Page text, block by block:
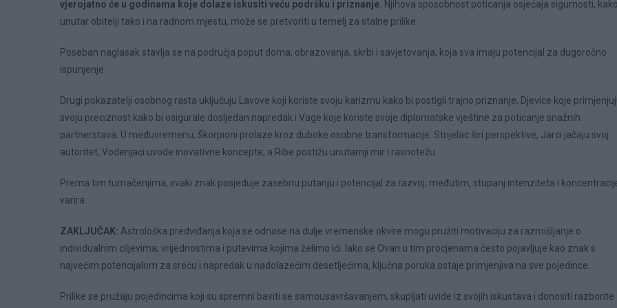
vjerojatno će u godinama koje dolaze iskusiti veću podršku i priznanje.
Njihova sposobnost poticanja osjećaja sigurnosti, kako
unutar obitelji tako i na radnom mjestu, može se pretvoriti u temelj za stalne prilike.
Poseban naglasak stavlja se na područja poput doma, obrazovanja, skrbi i savjetovanja, koja sva imaju potencijal za dugoročno
ispunjenje.
Drugi pokazatelji osobnog rasta uključuju Lavove koji koriste svoju karizmu kako bi postigli trajno priznanje, Djevice koje
svoju preciznost kako bi osigurale dosljedan napredak i Vage koje koriste svoje diplomatske vještine za poticanje snažnih
partnerstava. U međuvremenu, Škorpioni prolaze kroz duboke osobne transformacije. Strijelac širi perspektive, Jarci jačaju svoj
autoritet, Vodenjaci uvode inovativne koncepte, a Ribe postižu unutarnji mir i ravnotežu.
Prema tim tumačenjima, svaki znak posjeduje zasebnu putanju i potencijal za razvoj; međutim, stupanj intenziteta i
varira.
ZAKLJUČAK: Astrološka predviđanja koja se odnose na dulje vremenske okvire mogu pružiti motivaciju za razmišljanje o
individualnim ciljevima, vrijednostima i putevima kojima želimo ići. Iako se Ovan u tim procjenama često pojavljuje kao znak s
najvećim potencijalom za sreću i napredak u nadolazećim desetljećima, ključna poruka ostaje primjenjiva na sve pojedince.
Prilike se pružaju pojedincima koji su spremni baviti se samousavršavanjem, skupljati uvide iz svojih iskustava i donositi razborite